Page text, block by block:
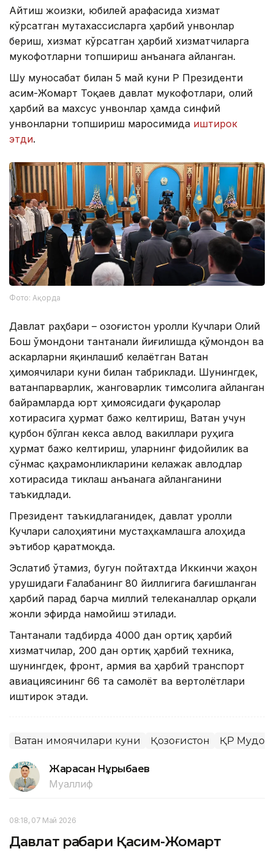
Айтиш жоизки, юбилей арафасида хизмат
кўрсатган мутахассисларга ҳарбий унвонлар
бериш, хизмат кўрсатган ҳарбий хизматчиларга
мукофотларни топшириш анъанага айланган.
Шу муносабат билан 5 май куни ҚР Президенти
Қасим-Жомарт Тоқаев давлат мукофотлари, олий
ҳарбий ва махсус унвонлар ҳамда синфий
унвонларни топшириш маросимида иштирок
этди.
Фото: Ақорда
Давлат раҳбари – Қозоғистон Қуролли Кучлари Олий
Бош Қўмондони тантанали йиғилишда қўмондон ва
аскарларни яқинлашиб келаётган Ватан
ҳимоячилари куни билан табриклади. Шунингдек,
ватанпарварлик, жанговарлик тимсолига айланган
байрамларда юрт ҳимоясидаги фуқаролар
хотирасига ҳурмат бажо келтириш, Ватан учун
қурбон бўлган кекса авлод вакиллари руҳига
ҳурмат бажо келтириш, уларнинг фидойилик ва
сўнмас қаҳрамонликларини келажак авлодлар
хотирасида тиклаш анъанага айланганини
таъкидлади.
Президент таъкидлаганидек, давлат Қуролли
Кучлари салоҳиятини мустаҳкамлашга алоҳида
эътибор қаратмоқда.
Эслатиб ўтамиз, бугун пойтахтда Иккинчи жаҳон
урушидаги Ғалабанинг 80 йиллигига бағишланган
ҳарбий парад барча миллий телеканаллар орқали
жонли эфирда намойиш этилади.
Тантанали тадбирда 4000 дан ортиқ ҳарбий
хизматчилар, 200 дан ортиқ ҳарбий техника,
шунингдек, фронт, армия ва ҳарбий транспорт
авиациясининг 66 та самолёт ва вертолётлари
иштирок этади.
Ватан ҳимоячилари куни Қозоғистон ҚР
Жарасқан Нұрыбаев
Муаллиф
08:18, 07 Май 2026
Давлат раҳбари Қасим-Жомарт